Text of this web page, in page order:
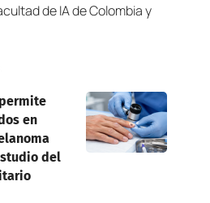
de IA de Colombia y
en
del